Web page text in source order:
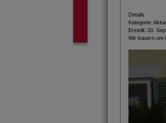
Details
Kategorie:
Erstellt: 20.
Wir trauern um